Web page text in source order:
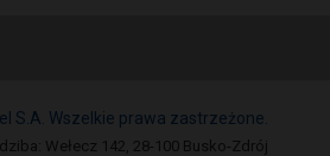
S.A. Wszelkie prawa zastrzeżone.
Wełecz 142, 28-100 Busko-Zdrój